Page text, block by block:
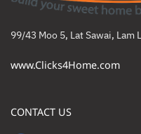
99/43 Moo 5, Lat Sawai, Lam
www.Clicks4Home.com
CONTACT US